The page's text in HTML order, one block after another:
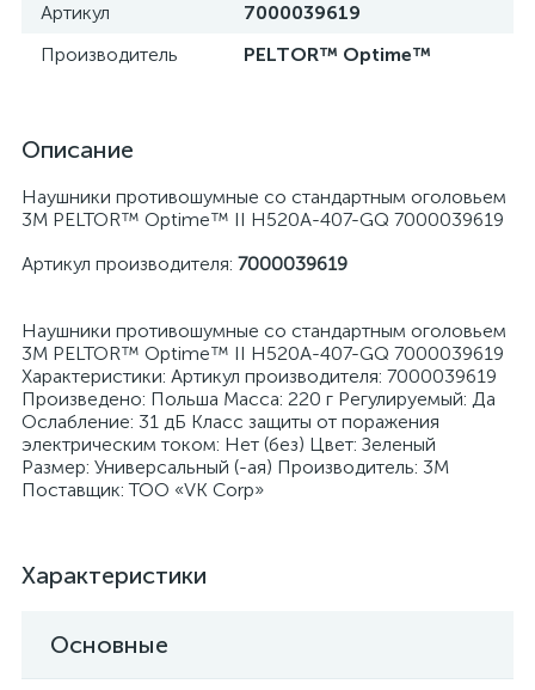
Артикул
7000039619
Производитель
PELTOR™ Optime™
Описание
Наушники противошумные со стандартным оголовьем
3М PELTOR™ Optime™ II H520A-407-GQ 7000039619
Артикул производителя: 7000039619
Наушники противошумные со стандартным оголовьем
3М PELTOR™ Optime™ II H520A-407-GQ 7000039619
Характеристики: Артикул производителя: 7000039619
Произведено: Польша Масса: 220 г Регулируемый: Да
Ослабление: 31 дБ Класс защиты от поражения
электрическим током: Нет (без) Цвет: Зеленый
Размер: Универсальный (-ая) Производитель: 3М
Поставщик: ТОО «VK Corp»
Характеристики
Основные